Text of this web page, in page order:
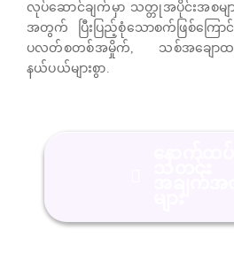
လုပ်ဆောင်ချက်မှာ သတ္တုအပိုင်းအစမ
အတွက် ပြီးပြည့်စုံသောစက်ဖြစ်ကြေ
ပလတ်စတစ်အမှိုက်, သစ်အချောထ
နယ်ပယ်များစွာ.